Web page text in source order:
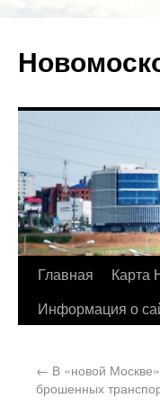
Главная Карта
Информация о
← В «новой
брошенных